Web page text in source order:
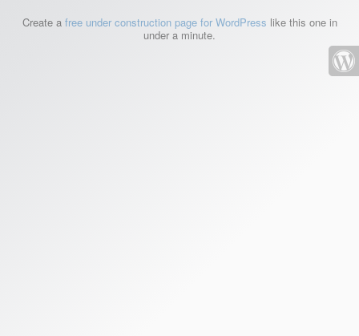
Create a free under construction page for WordPress like this one in
under a minute.